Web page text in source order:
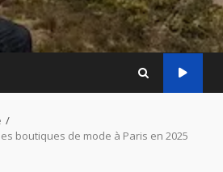
boutiques de mode à Paris en 2025